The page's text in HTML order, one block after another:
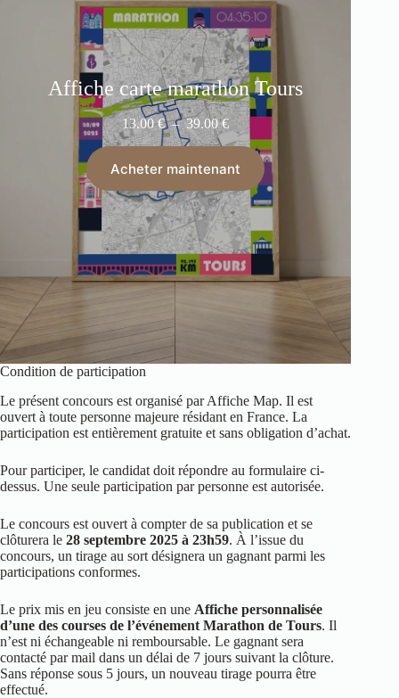
Affiche carte marathon Tours
13.00€ – 39.00€
Acheter maintenant
Condition de participation
Le présent concours est organisé par Affiche Map. Il est
ouvert à toute personne majeure résidant en France. La
participation est entièrement gratuite et sans obligation d’achat.
Pour participer, le candidat doit répondre au formulaire ci-
dessus. Une seule participation par personne est autorisée.
Le concours est ouvert à compter de sa publication et se
clôturera le 28 septembre 2025 à 23h59. À l’issue du
concours, un tirage au sort désignera un gagnant parmi les
participations conformes.
Le prix mis en jeu consiste en une Affiche personnalisée
d’une des courses de l’événement Marathon de Tours. Il
n’est ni échangeable ni remboursable. Le gagnant sera
contacté par mail dans un délai de 7 jours suivant la clôture.
Sans réponse sous 5 jours, un nouveau tirage pourra être
effectué.